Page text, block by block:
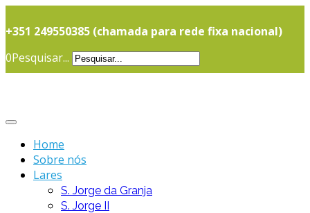
+351 249550385 (chamada para rede fixa nacional)
0Pesquisar...
Home
Sobre nós
Lares
S. Jorge da Granja
S. Jorge II